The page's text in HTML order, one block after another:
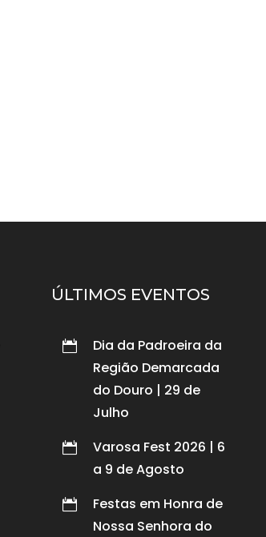
ÚLTIMOS EVENTOS

Dia da Padroeira da
Região Demarcada
do Douro | 29 de
Julho

Varosa Fest 2026 | 6
a 9 de Agosto

Festas em Honra de
Nossa Senhora do